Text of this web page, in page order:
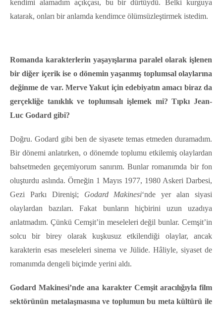
kendimi alamadım açıkçası, bu bir dürtüydü. Belki kurguya
katarak, onları bir anlamda kendimce ölümsüzleştirmek istedim.
Romanda karakterlerin yaşayışlarına paralel olarak işlenen
bir diğer içerik ise o dönemin yaşanmış toplumsal olaylarına
değinme de var. Merve Yakut için edebiyatın amacı biraz da
gerçekliğe tanıklık ve toplumsalı işlemek mi? Tıpkı Jean-
Luc Godard gibi?
Doğru. Godard gibi ben de siyasete temas etmeden duramadım.
Bir dönemi anlatırken, o dönemde toplumu etkilemiş olaylardan
bahsetmeden geçemiyorum sanırım. Bunlar romanımda bir fon
oluşturdu aslında. Örneğin 1 Mayıs 1977, 1980 Askeri Darbesi,
Gezi Parkı Direnişi; Godard Makinesi‘nde yer alan siyasi
olaylardan bazıları. Fakat bunların hiçbirini uzun uzadıya
anlatmadım. Çünkü Cemşit’in meseleleri değil bunlar. Cemşit’in
solcu bir birey olarak kuşkusuz etkilendiği olaylar, ancak
karakterin esas meseleleri sinema ve Jülide. Hâliyle, siyaset de
romanımda dengeli biçimde yerini aldı.
Godard Makinesi’nde ana karakter Cemşit aracılığıyla film
sektörünün metalaşmasına ve toplumun bu meta kültürü ile